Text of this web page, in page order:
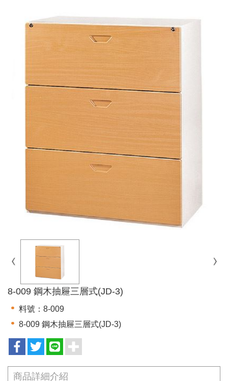
8-009 鋼木抽屜三層式(JD-3)
料號：8-009
8-009 鋼木抽屜三層式(JD-3)
商品詳細介紹